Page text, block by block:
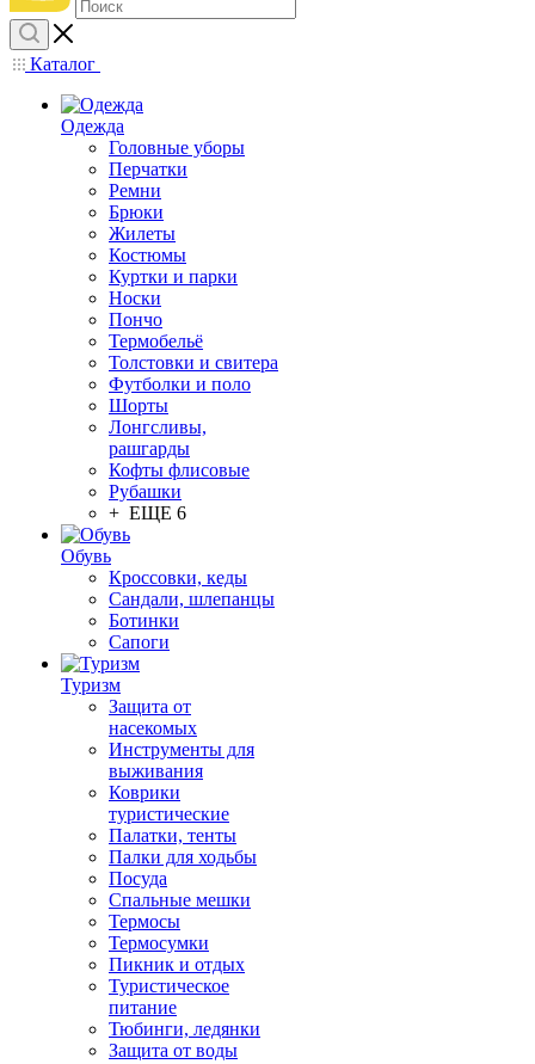
Каталог
Одежда
Головные уборы
Перчатки
Ремни
Брюки
Жилеты
Костюмы
Куртки и парки
Носки
Пончо
Термобельё
Толстовки и свитера
Футболки и поло
Шорты
Лонгсливы,
рашгарды
Кофты флисовые
Рубашки
+ ЕЩЕ 6
Обувь
Кроссовки, кеды
Сандали, шлепанцы
Ботинки
Сапоги
Туризм
Защита от
насекомых
Инструменты для
выживания
Коврики
туристические
Палатки, тенты
Палки для ходьбы
Посуда
Спальные мешки
Термосы
Термосумки
Пикник и отдых
Туристическое
питание
Тюбинги, ледянки
Защита от воды